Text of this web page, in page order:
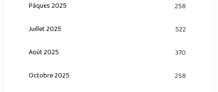
Pâques 2025 258
Juillet 2025 522
Août 2025 370
Octobre 2025 258